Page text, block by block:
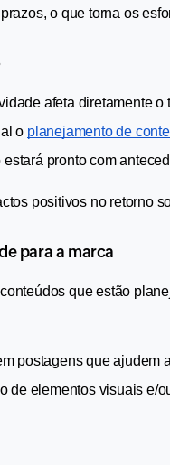
o que torna os
afeta diretamente
o planejamento de
pronto com
positivos no retorno
para a marca
que estão
postagens que
de elementos visuais e/